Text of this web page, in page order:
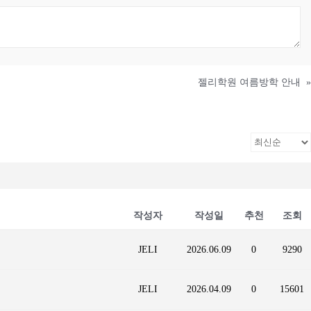
젤리학원 여름방학 안내 »
작성자 작성일 추천 조회
JELI 2026.06.09 0 9290
JELI 2026.04.09 0 15601